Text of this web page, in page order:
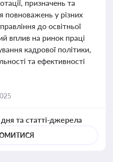
призначень та
повноважень у різних
до освітньої
вплив на ринок праці
кадрової політики,
та ефективності
та статті-джерела